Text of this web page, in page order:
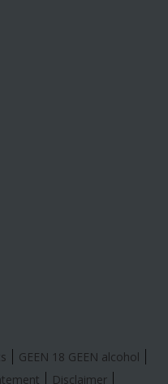
GEEN 18 GEEN alcohol
Disclaimer